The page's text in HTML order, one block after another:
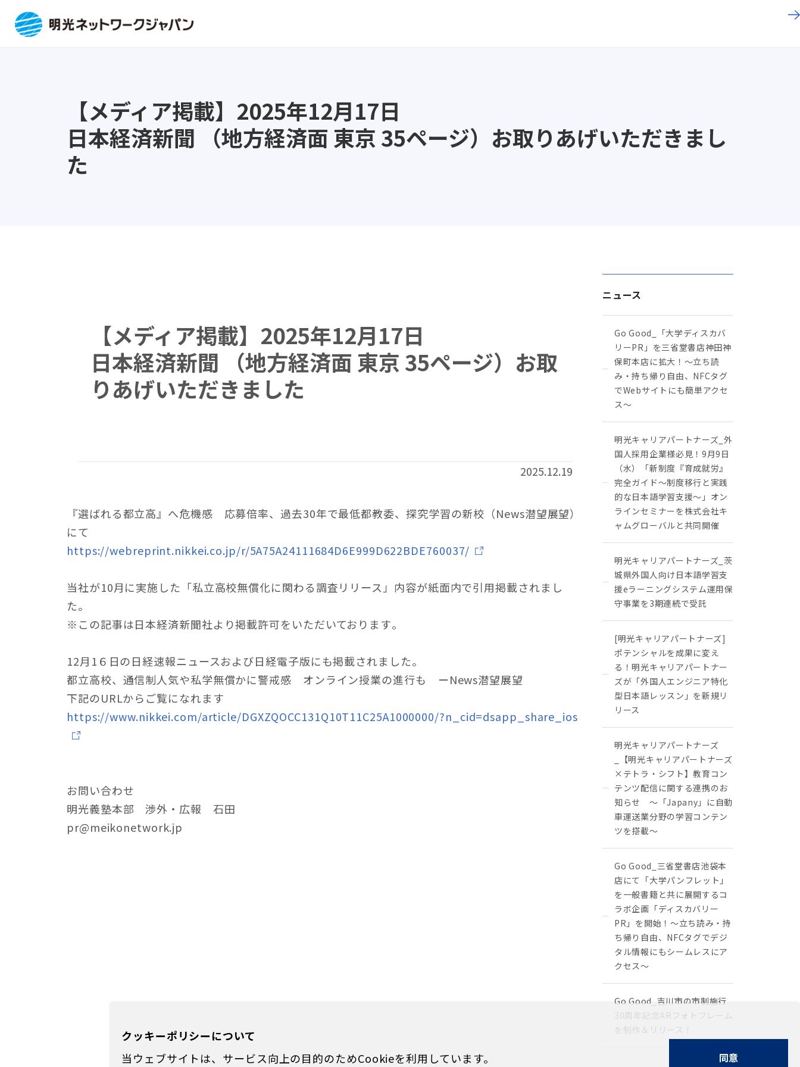
【メディア掲載】2025年12月17日
日本経済新聞 （地方経済面 東京 35ページ）お取りあげいただきまし
た
ニュース
Go Good_「大学ディスカバ
リーPR」を三省堂書店神田神
保町本店に拡大！〜立ち読
み・持ち帰り自由、NFCタグ
でWebサイトにも簡単アクセ
ス～
明光キャリアパートナーズ_外
国人採用企業様必見！9月9日
（水）「新制度『育成就労』
完全ガイド～制度移行と実践
的な日本語学習支援～」オン
ラインセミナーを株式会社キ
ャムグローバルと共同開催
明光キャリアパートナーズ_茨
城県外国人向け日本語学習支
援eラーニングシステム運用保
守事業を3期連続で受託
[明光キャリアパートナーズ]
ポテンシャルを成果に変え
る！明光キャリアパートナー
ズが「外国人エンジニア特化
型日本語レッスン」を新規リ
リース
明光キャリアパートナーズ
_【明光キャリアパートナーズ
×テトラ・シフト】教育コン
テンツ配信に関する連携のお
知らせ ～「Japany」に自動
車運送業分野の学習コンテン
ツを搭載～
Go Good_三省堂書店池袋本
店にて「大学パンフレット」
を一般書籍と共に展開するコ
ラボ企画「ディスカバリー
PR」を開始！〜立ち読み・持
ち帰り自由、NFCタグでデジ
タル情報にもシームレスにア
クセス〜
Go Good_吉川市の市制施行
30周年記念ARフォトフレーム
を制作＆リリース！
【メディア掲載】2025年12月17日
日本経済新聞 （地方経済面 東京 35ページ）お取
りあげいただきました
2025.12.19
『選ばれる都立高』へ危機感 応募倍率、過去30年で最低都教委、探究学習の新校（News潜望展望）
にて
https://webreprint.nikkei.co.jp/r/5A75A24111684D6E999D622BDE760037/
当社が10月に実施した「私立高校無償化に関わる調査リリース」内容が紙面内で引用掲載されまし
た。
※この記事は日本経済新聞社より掲載許可をいただいております​。
12月1６日の日経速報ニュースおよび日経電子版にも掲載されました。
都立高校、通信制人気や私学無償かに警戒感 オンライン授業の進行も ーNews潜望展望
下記のURLからご覧になれます
https://www.nikkei.com/article/DGXZQOCC131Q10T11C25A1000000/?n_cid=dsapp_share_ios
お問い合わせ​
明光義塾本部 渉外・広報 石田​
pr@meikonetwork.jp​
クッキーポリシーについて
当ウェブサイトは、サービス向上の目的のためCookieを利用しています。
同意